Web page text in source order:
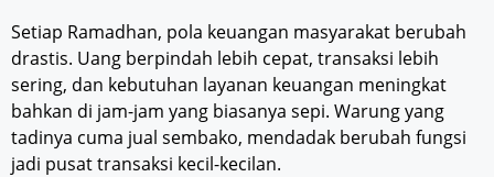
Setiap Ramadhan, pola keuangan masyarakat berubah
drastis. Uang berpindah lebih cepat, transaksi lebih
sering, dan kebutuhan layanan keuangan meningkat
bahkan di jam-jam yang biasanya sepi. Warung yang
tadinya cuma jual sembako, mendadak berubah fungsi
jadi pusat transaksi kecil-kecilan.